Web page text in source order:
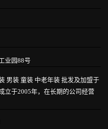
业园88号
男装 童装 中老年装 批发及加盟于
立于2005年，在长期的公司经营